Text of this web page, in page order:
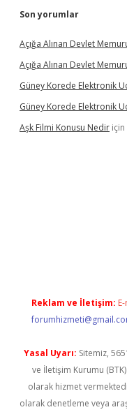
Son yorumlar
Açığa Alınan Devlet
Açığa Alınan Devlet
Güney Korede Elektronik
Güney Korede Elektronik
Aşk Filmi Konusu Nedir için
Reklam ve İletişim:
Yasal Uyarı: Sitemiz,
ve İletişim Kurumu
olarak hizmet
olarak denetleme veya